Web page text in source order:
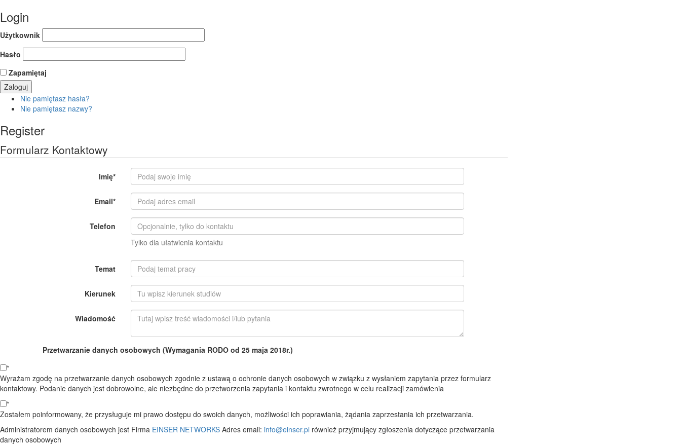
Login
Użytkownik
Hasło
Zapamiętaj
Nie pamiętasz hasła?
Nie pamiętasz nazwy?
Register
Formularz Kontaktowy
Imię*
Email*
Telefon
Tylko dla ułatwienia kontaktu
Temat
Kierunek
Wiadomość
Przetwarzanie danych osobowych (Wymagania RODO od 25 maja 2018r.)
*
Wyrażam zgodę na przetwarzanie danych osobowych zgodnie z ustawą o ochronie danych osobowych w związku z wysłaniem zapytania przez formularz
kontaktowy. Podanie danych jest dobrowolne, ale niezbędne do przetworzenia zapytania i kontaktu zwrotnego w celu realizacji zamówienia
*
Zostałem poinformowany, że przysługuje mi prawo dostępu do swoich danych, możliwości ich poprawiania, żądania zaprzestania ich przetwarzania.
Administratorem danych osobowych jest Firma EINSER NETWORKS Adres email: info@einser.pl również przyjmujący zgłoszenia dotyczące przetwarzania
danych osobowych